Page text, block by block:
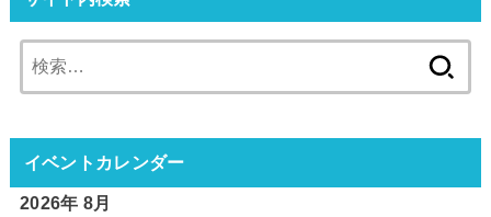
索:
イベントカレンダー
2026年 8月